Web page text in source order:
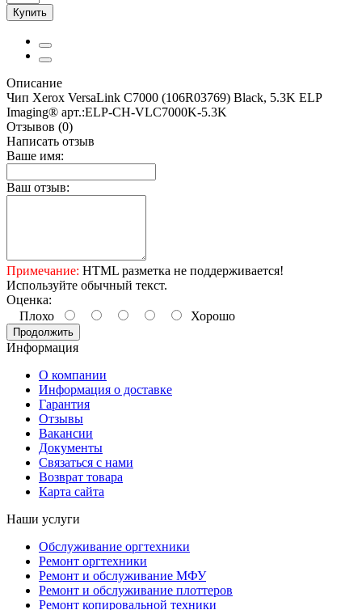
Купить
Описание
Чип Xerox VersaLink C7000 (106R03769) Black, 5.3K ELP
Imaging® арт.:ELP-CH-VLC7000K-5.3K
Отзывов (0)
Написать отзыв
Ваше имя:
Ваш отзыв:
Примечание: HTML разметка не поддерживается!
Используйте обычный текст.
Оценка:
Плохо
Хорошо
Продолжить
Информация
О компании
Информация о доставке
Гарантия
Отзывы
Вакансии
Документы
Связаться с нами
Возврат товара
Карта сайта
Наши услуги
Обслуживание оргтехники
Ремонт оргтехники
Ремонт и обслуживание МФУ
Ремонт и обслуживание плоттеров
Ремонт копировальной техники